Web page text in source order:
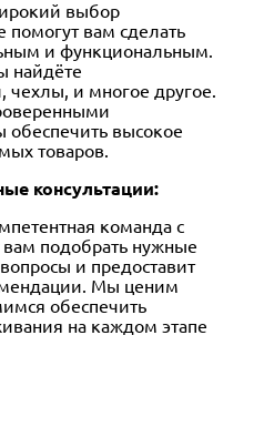
выбор
помогут вам сделать
и функциональным.
найдёте
и многое другое.
высокое
товаров.
консультации:
команда с
подобрать нужные
и предоставит
Мы ценим
обеспечить
на каждом этапе